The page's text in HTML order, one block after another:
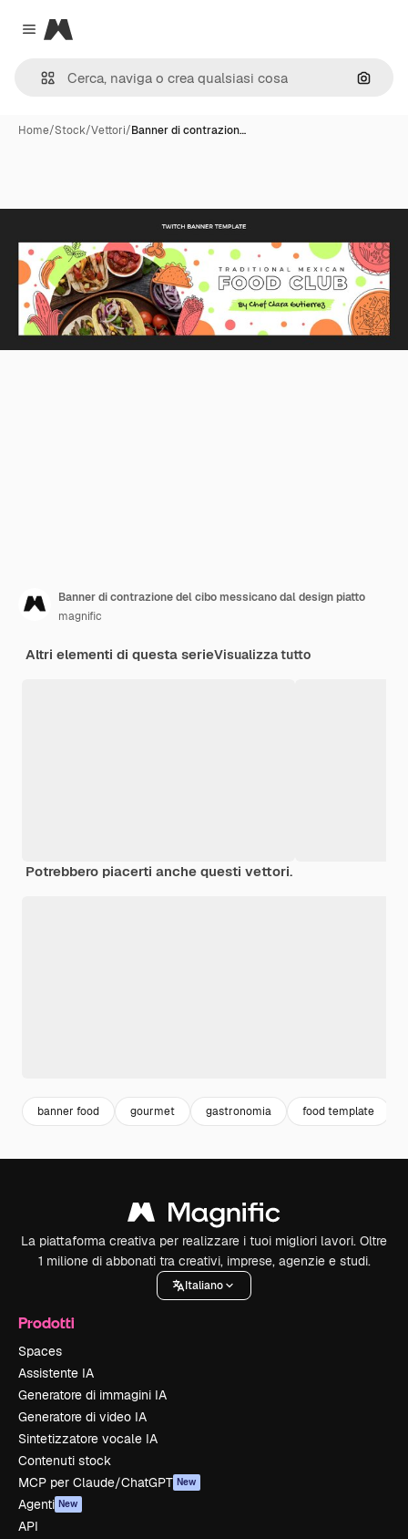
Close menu
Magnific
Cerca
Home/Stock/Vettori/Banner di contrazion…
Banner di contrazione del cibo messicano dal design piatto
magnific
Altri elementi di questa serieVisualizza tutto
Potrebbero piacerti anche questi vettori.
banner food gourmet gastronomia food template
La piattaforma creativa per realizzare i tuoi migliori lavori. Oltre
1 milione di abbonati tra creativi, imprese, agenzie e studi.
Italiano
Prodotti
Spaces
Assistente IA
Generatore di immagini IA
Generatore di video IA
Sintetizzatore vocale IA
Contenuti stock
MCP per Claude/ChatGPT New
Agenti New
API